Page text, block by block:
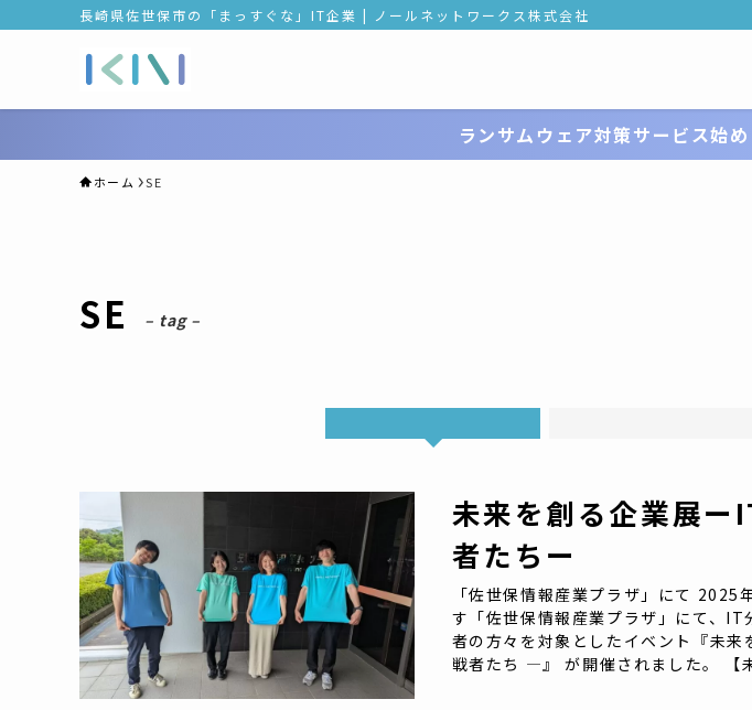
長崎県佐世保市の「まっすぐな」IT企業 | ノールネットワークス株式会社
ランサムウェア対策サービス始め
ホーム SE
SE – tag –
未来を創る企業展ー
者たちー
「佐世保情報産業プラザ」にて 2025
す「佐世保情報産業プラザ」にて、
者の方々を対象としたイベント『未
戦者たち ―』 が開催されました。 【